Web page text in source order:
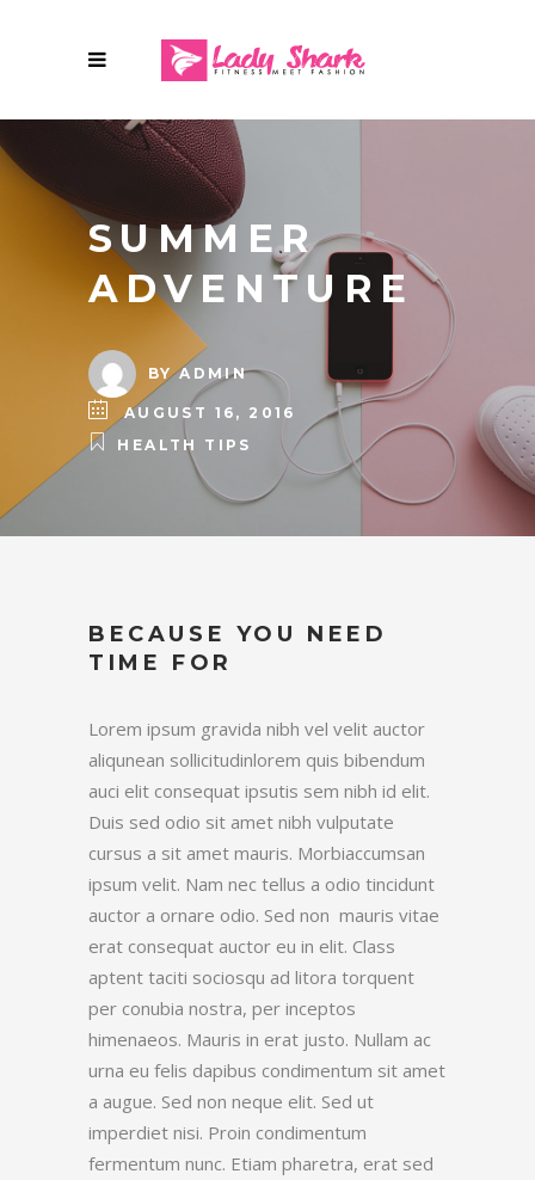
SUMMER
ADVENTURE
BYADMIN
AUGUST 16, 2016
HEALTH TIPS
BECAUSE YOU NEED
TIME FOR
Lorem ipsum gravida nibh vel velit auctor
aliqunean sollicitudinlorem quis bibendum
auci elit consequat ipsutis sem nibh id elit.
Duis sed odio sit amet nibh vulputate
cursus a sit amet mauris. Morbiaccumsan
ipsum velit. Nam nec tellus a odio tincidunt
auctor a ornare odio. Sed non mauris vitae
erat consequat auctor eu in elit. Class
aptent taciti sociosqu ad litora torquent
per conubia nostra, per inceptos
himenaeos. Mauris in erat justo. Nullam ac
urna eu felis dapibus condimentum sit amet
a augue. Sed non neque elit. Sed ut
imperdiet nisi. Proin condimentum
fermentum nunc. Etiam pharetra, erat sed